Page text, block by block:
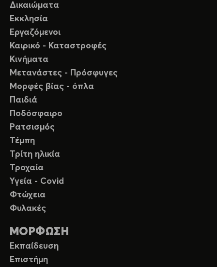
Δικαιώματα
Εκκλησία
Εργαζόμενοι
Καιρικό - Καταστροφές
Κινήματα
Μετανάστες - Πρόσφυγες
Μορφές βίας - όπλα
Παιδιά
Ποδόσφαιρο
Ρατσισμός
Τέμπη
Τρίτη ηλικία
Τροχαία
Υγεία - Covid
Φτώχεια
Φυλακές
ΜΟΡΦΩΣΗ
Εκπαίδευση
Επιστήμη